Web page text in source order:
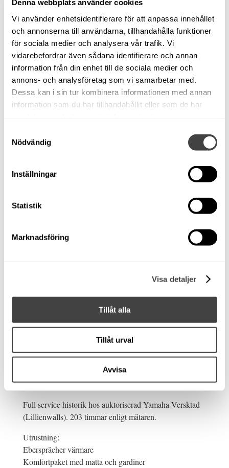
Denna webbplats använder cookies
Vi använder enhetsidentifierare för att anpassa innehållet
och annonserna till användarna, tillhandahålla funktioner
för sociala medier och analysera vår trafik. Vi
vidarebefordrar även sådana identifierare och annan
information från din enhet till de sociala medier och
annons- och analysföretag som vi samarbetar med.
Dessa kan i sin tur kombinera informationen med annan
information som du har tillhandahållit eller som de har
Nödvändig
Inställningar
Statistik
Marknadsföring
Visa detaljer
Tillåt alla
Tillåt urval
Avvisa
Yamaha F150 HK -2020.
203 gångtimmar.
Såld!
Stockholm
Kabinbåt
Yamaha F150, 2020
Begagnad
Aluminium
Motortyp: Utombordare
Om båten
Buster E Cabin -2020. Yamaha F150 HK -2020. 203
Busters uppdaterade hyttbåt med modern Yamaha motor
i för samt akter. Bra lastdäck. Hytten är rymlig och
luftig. Taklucka med glastak samt gott om fönster gör
hytten ljus och fin. Sittplatser för hela sällskapet. Tyst
och skön gång med modern Yamaha 4-taktsmotor.
Behaglig marchfart i 25-26 knop cirka.
Modern Buster Q display med motordata och GPS på
sig extra bra i tex. Mälaren.
Sovmöjlighet för två personer tack vara nedfällbara
soffor akterut.
Full service historik hos auktoriserad Yamaha Versktad
(Lillienwalls). 203 timmar enligt mätaren.
Utrustning:
Ebersprächer värmare
Komfortpaket med matta och gardiner